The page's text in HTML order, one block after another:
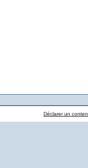
Déclarer un